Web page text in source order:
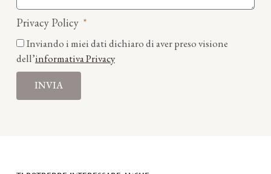
Privacy Policy
Inviando i miei dati dichiaro di aver preso visione
dell’informativa Privacy
INVIA